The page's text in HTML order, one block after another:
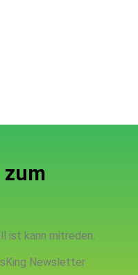
ist kann mitreden.
Newsletter